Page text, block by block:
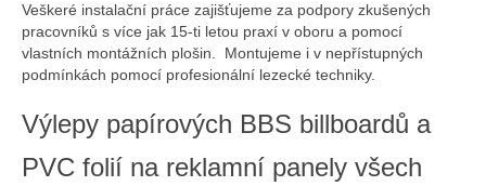
Veškeré instalační práce zajišťujeme za podpory zkušených
pracovníků s více jak 15-ti letou praxí v oboru a pomocí
vlastních montážních plošin. Montujeme i v nepřístupných
podmínkách pomocí profesionální lezecké techniky.
Výlepy papírových BBS billboardů a
PVC folií na reklamní panely všech